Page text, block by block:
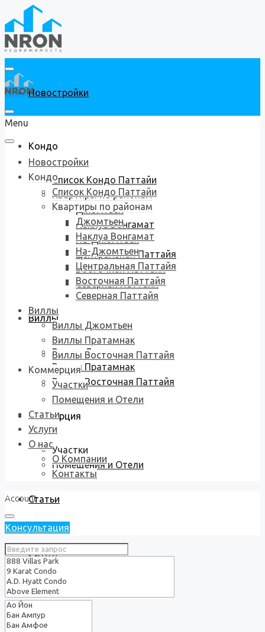
Новостройки
Кондо
Список Кондо Паттайи
Квартиры по районам
Джомтьен
Наклуа Вонгамат
На-Джомтьен
Центральная Паттайя
Восточная Паттайя
Северная Паттайя
Виллы
Виллы Джомтьен
Виллы Пратамнак
Виллы Восточная Паттайя
Коммерция
Участки
Помещения и Отели
Статьи
Услуги
О нас
Menu
Новостройки
Кондо
Список Кондо Паттайи
Квартиры по районам
Джомтьен
Наклуа Вонгамат
На-Джомтьен
Центральная Паттайя
Восточная Паттайя
Северная Паттайя
Виллы
Виллы Джомтьен
Виллы Пратамнак
Виллы Восточная Паттайя
Коммерция
Участки
Помещения и Отели
Статьи
Услуги
О нас
О Компании
Контакты
Account
Консультация